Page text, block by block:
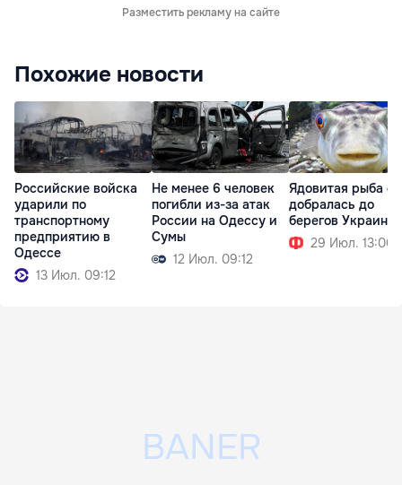
Разместить рекламу на сайте
Похожие новости
Российские войска
ударили по
транспортному
предприятию в
Одессе
13 Июл. 09:12
Не менее 6 человек
погибли из-за атак
России на Одессу и
Сумы
12 Июл. 09:12
Ядовитая рыба
добралась до
берегов Украины
29 Июл. 13:00